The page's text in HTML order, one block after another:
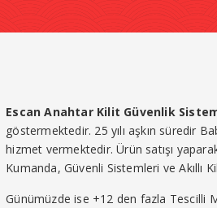
Escan Anahtar Kilit Güvenlik
göstermektedir. 25 yılı aşkın süredir
hizmet vermektedir. Ürün satışı
Kumanda, Güvenli Sistemleri ve Akıllı
Günümüzde ise +12 den fazla Tescilli